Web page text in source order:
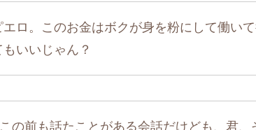
エロ。このお金はボクが身を粉にして働い
いいじゃん？
この前も話たことがある会話だけども、君